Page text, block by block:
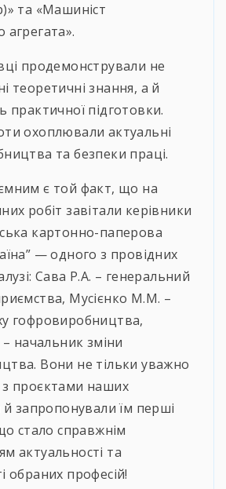
та «Машиніст
агрегата».
продемонстрували не
теоретичні знання, а й
практичної підготовки.
охоплювали актуальні
та безпеки праці.
є той факт, що на
робіт завітали керівники
картонно-паперова
— одного з провідних
Сава Р.А. – генеральний
Мусієнко М.М. –
гофровиробництва,
начальник зміни
Вони не тільки уважно
проєктами наших
й запропонували їм перші
стало справжнім
актуальності та
обраних професій!